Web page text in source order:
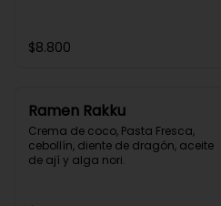
$8.800
Ramen Rakku
Crema de coco, Pasta Fresca,
cebollín, diente de dragón, aceite
de ají y alga nori.